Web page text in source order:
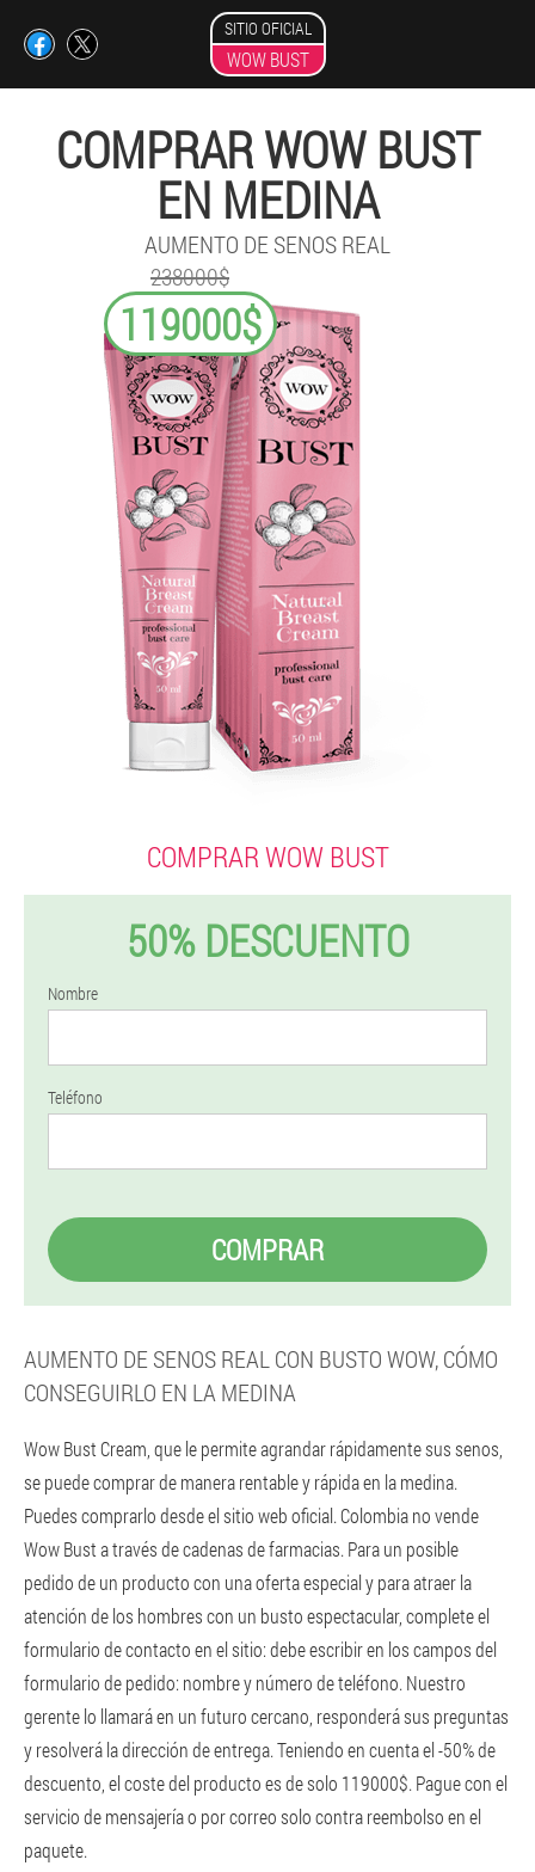
SITIO OFICIAL
WOW BUST
COMPRAR WOW BUST
EN MEDINA
AUMENTO DE SENOS REAL
238000$
119000$
COMPRAR WOW BUST
50% DESCUENTO
Nombre
Teléfono
COMPRAR
AUMENTO DE SENOS REAL CON BUSTO WOW, CÓMO
CONSEGUIRLO EN LA MEDINA
Wow Bust Cream, que le permite agrandar rápidamente sus senos,
se puede comprar de manera rentable y rápida en la medina.
Puedes comprarlo desde el sitio web oficial. Colombia no vende
Wow Bust a través de cadenas de farmacias. Para un posible
pedido de un producto con una oferta especial y para atraer la
atención de los hombres con un busto espectacular, complete el
formulario de contacto en el sitio: debe escribir en los campos del
formulario de pedido: nombre y número de teléfono. Nuestro
gerente lo llamará en un futuro cercano, responderá sus preguntas
y resolverá la dirección de entrega. Teniendo en cuenta el -50% de
descuento, el coste del producto es de solo 119000$. Pague con el
servicio de mensajería o por correo solo contra reembolso en el
paquete.